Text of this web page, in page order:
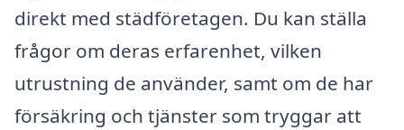
direkt med städföretagen. Du kan ställa
frågor om deras erfarenhet, vilken
utrustning de använder, samt om de har
försäkring och tjänster som tryggar att